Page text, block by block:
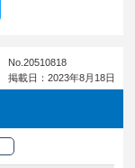
No.20510818
掲載日：2023年8月18日